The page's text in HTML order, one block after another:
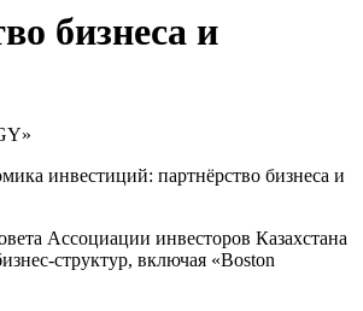
бизнеса и
инвестиций: партнёрство бизнеса и
Ассоциации инвесторов Казахстана
структур, включая «Boston